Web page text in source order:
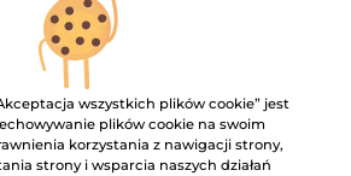
-28%
wszystkich plików cookie” jest
plików cookie na swoim
korzystania z nawigacji strony,
strony i wsparcia naszych działań